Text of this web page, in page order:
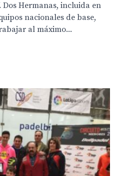
Dos Hermanas, incluida en
nacionales de base,
al máximo...